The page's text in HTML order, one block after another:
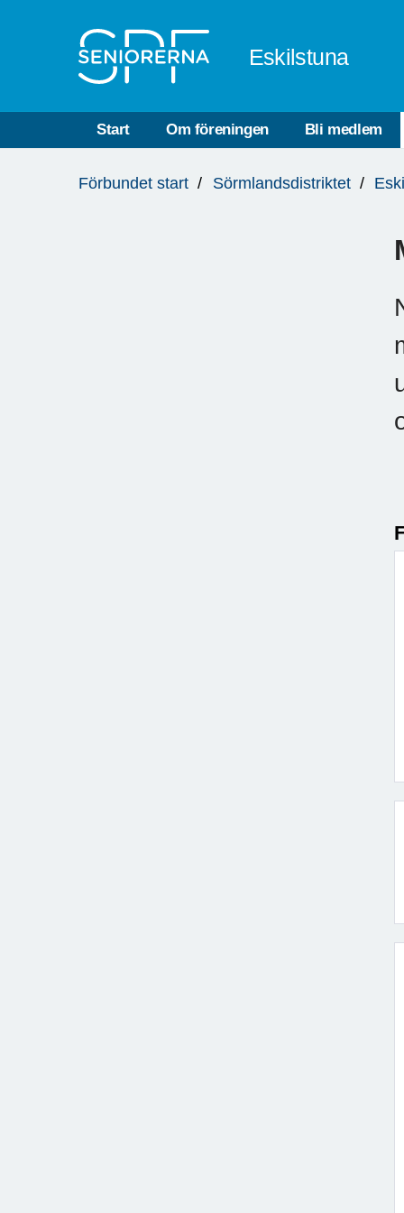
Eskilstuna
Start Om föreningen Bli medlem
är
Förbundet start Sörmlandsdistriktet